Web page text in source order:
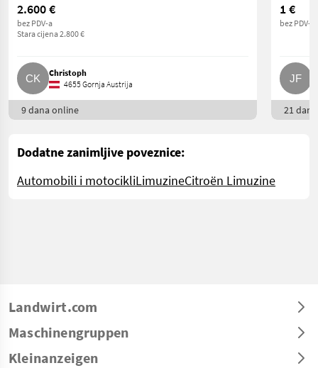
2.600 €
bez PDV-a
Stara cijena 2.800 €
Christoph
4655 Gornja Austrija
9 dana online
1 €
bez PDV-a
21
Dodatne zanimljive poveznice:
Automobili i motocikliLimuzineCitroën Limuzine
Landwirt.com
Maschinengruppen
Kleinanzeigen